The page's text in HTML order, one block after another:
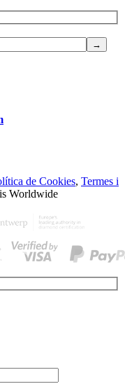
de Cookies, Termes i
Worldwide